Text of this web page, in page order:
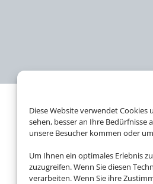
Diese Website verwendet
sehen, besser an Ihre Bedürfnisse
unsere Besucher kommen oder
Um Ihnen ein optimales Erlebnis
zuzugreifen. Wenn Sie diesen
verarbeiten. Wenn Sie ihre
IHR